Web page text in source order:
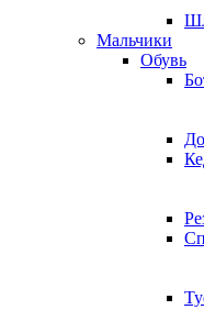
Мальчики
Обувь